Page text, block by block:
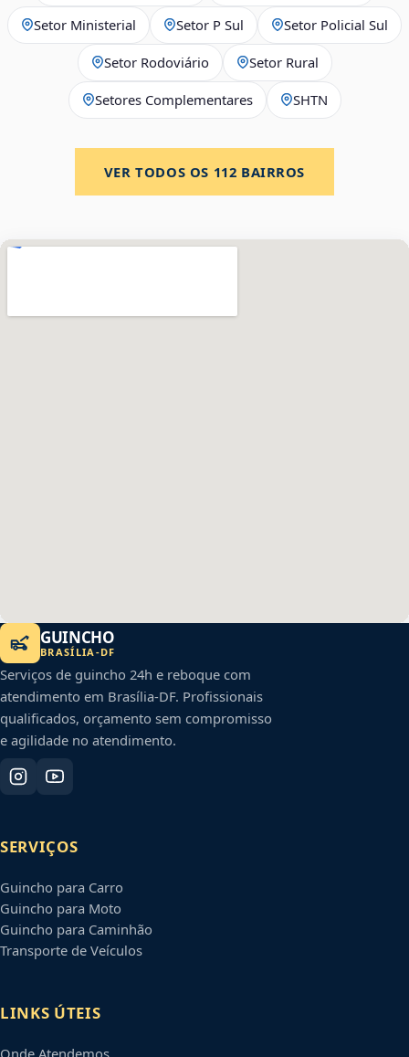
Setor Ministerial Setor P Sul Setor Policial Sul
Setor Rodoviário Setor Rural
Setores Complementares SHTN
VER TODOS OS 112 BAIRROS
GUINCHO
BRASÍLIA -DF
Serviços de guincho 24h e reboque com
atendimento em Brasília-DF. Profissionais
qualificados, orçamento sem compromisso
e agilidade no atendimento.
SERVIÇOS
Guincho para Carro
Guincho para Moto
Guincho para Caminhão
Transporte de Veículos
LINKS ÚTEIS
Onde Atendemos